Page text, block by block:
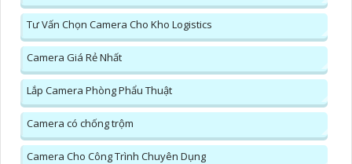
Tư Vấn Chọn Camera Cho Kho Logistics
Camera Giá Rẻ Nhất
Lắp Camera Phòng Phẩu Thuật
Camera có chống trộm
Camera Cho Công Trình Chuyên Dụng